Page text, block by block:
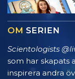
OM SERIEN
Scientologists
som har skapats
inspirera andra